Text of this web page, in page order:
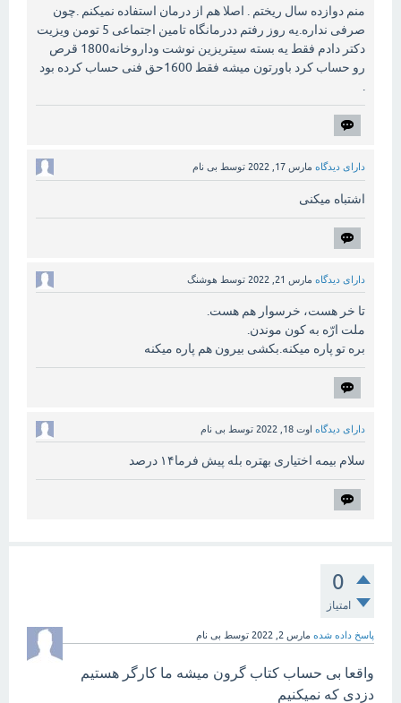
منم دوازده سال ریختم . اصلا هم از درمان استفاده نمیکنم .چون
صرفی نداره.یه روز رفتم ددرمانگاه تامین اجتماعی 5 تومن ویزیت
دکتر دادم فقط یه بسته سیتریزین نوشت وداروخانه1800 قرص
رو حساب کرد باورتون میشه فقط 1600حق فنی حساب کرده بود
.
دارای دیدگاه مارس 17, 2022 توسط بی نام
اشتباه میکنی
دارای دیدگاه مارس 21, 2022 توسط هوشنگ
تا خر هست، خرسوار هم هست.
ملت ارّه به کون موندن.
بره تو پاره میکنه.بکشی بیرون هم پاره میکنه
دارای دیدگاه اوت 18, 2022 توسط بی نام
سلام بیمه اختیاری بهتره بله پیش فرما۱۴ درصد
0
امتیاز
پاسخ داده شده مارس 2, 2022 توسط بی نام
واقعا بی حساب کتاب گرون میشه ما کارگر هستیم
دزدی که نمیکنیم